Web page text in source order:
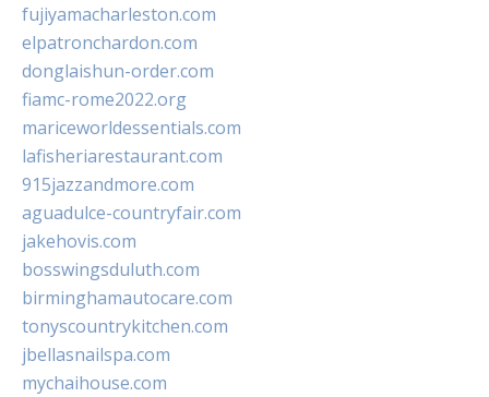
fujiyamacharleston.com
elpatronchardon.com
donglaishun-order.com
fiamc-rome2022.org
mariceworldessentials.com
lafisheriarestaurant.com
915jazzandmore.com
aguadulce-countryfair.com
jakehovis.com
bosswingsduluth.com
birminghamautocare.com
tonyscountrykitchen.com
jbellasnailspa.com
mychaihouse.com